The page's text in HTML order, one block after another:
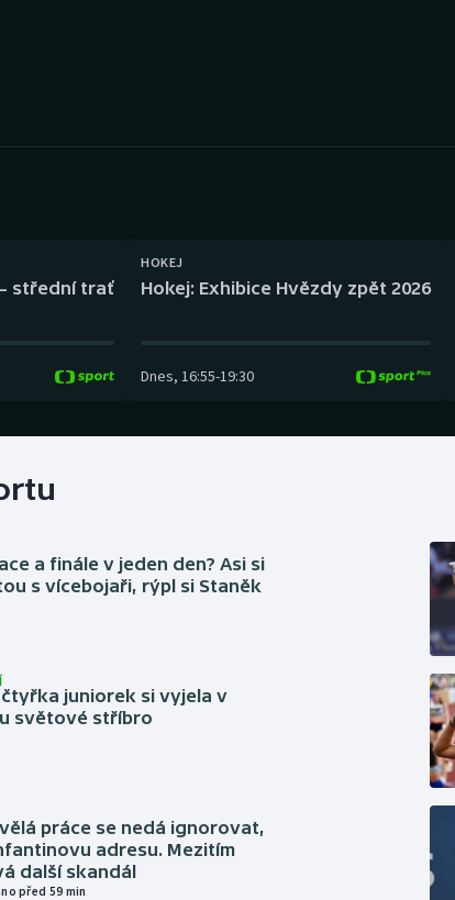
– střední trať
HOKEJ
Hokej: Exhibice Hvězdy zpět 2026
Dnes, 16:55-19:30
a finále v jeden den? Asi si
s vícebojaři, rýpl si Staněk
juniorek si vyjela v
světové stříbro
práce se nedá ignorovat,
adresu. Mezitím
další skandál
před 59 min